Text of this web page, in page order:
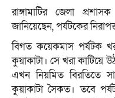
রাঙ্গামাটির জেলা
জানিয়েছেন, পর্যটকের
বিগত কয়েকমাস পর্যটক
কুয়াকাটা। সে খরা কাটিয়ে
এখন নিয়মিত বিরতিতে
কুয়াকাটা সৈকত। তবে